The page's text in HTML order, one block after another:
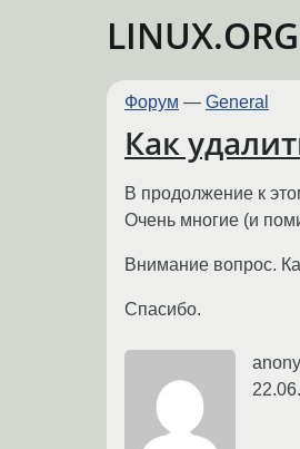
Форум — General
Как
В продолжение к
Очень многие (и
Внимание вопрос.
Спасибо.